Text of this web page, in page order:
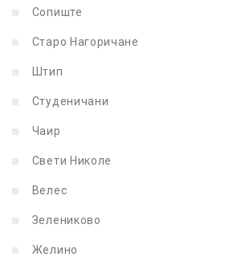
Сопиште
Старо Нагоричане
Штип
Студеничани
Чаир
Свети Николе
Велес
Зелениково
Желино